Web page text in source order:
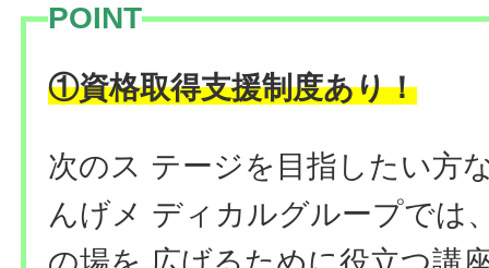
POINT
①資格取得支援制度あり！
次のス テージを目指したい方
んげメ ディカルグループでは